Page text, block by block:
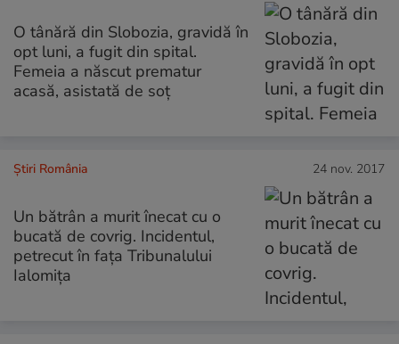
O tânără din Slobozia, gravidă în
opt luni, a fugit din spital.
Femeia a născut prematur
acasă, asistată de soț
Știri România 24 nov. 2017
Un bătrân a murit înecat cu o
bucată de covrig. Incidentul,
petrecut în fața Tribunalului
Ialomița